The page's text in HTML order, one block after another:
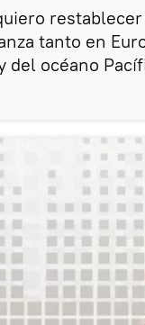
tanto en
del océano